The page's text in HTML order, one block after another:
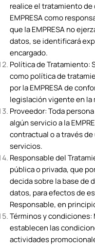
realice el tratamiento
EMPRESA como
que la EMPRESA no
datos, se identificará
encargado.
Política de Tratamiento:
como política de
por la EMPRESA de
legislación vigente en la
Proveedor: Toda
algún servicio a la
contractual o a través
servicios.
Responsable del
pública o privada, que
decida sobre la base de
datos, para efectos de
Responsable, en
Términos y condiciones:
establecen las
actividades